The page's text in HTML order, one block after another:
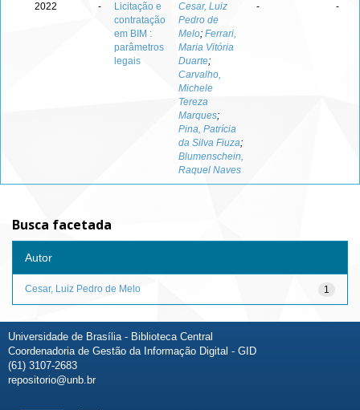
2022 -
Licitação e
contratação
em BIM :
parâmetros
legais
Cesar, Luiz
Pedro de
Melo; Ferrari,
Maria Vitória
Duarte;
Carvalho,
Michele
Tereza
Marques;
Pina, Patrícia
da Silva Fiuza;
Blumenschein,
Raquel Naves
- -
Busca facetada
Autor
1
Cesar, Luiz Pedro de Melo
Universidade de Brasília - Biblioteca Central
Coordenadoria de Gestão da Informação Digital - GID
(61) 3107-2683
repositorio@unb.br